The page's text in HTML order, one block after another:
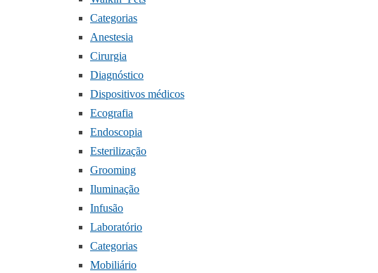
Categorias
Anestesia
Cirurgia
Diagnóstico
Dispositivos médicos
Ecografia
Endoscopia
Esterilização
Grooming
Iluminação
Infusão
Laboratório
Categorias
Mobiliário